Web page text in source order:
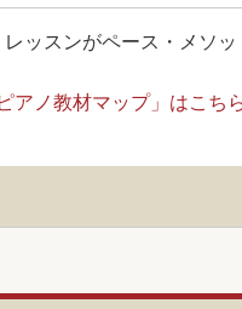
ッスンがペース・メソ
アノ教材マップ」はこち